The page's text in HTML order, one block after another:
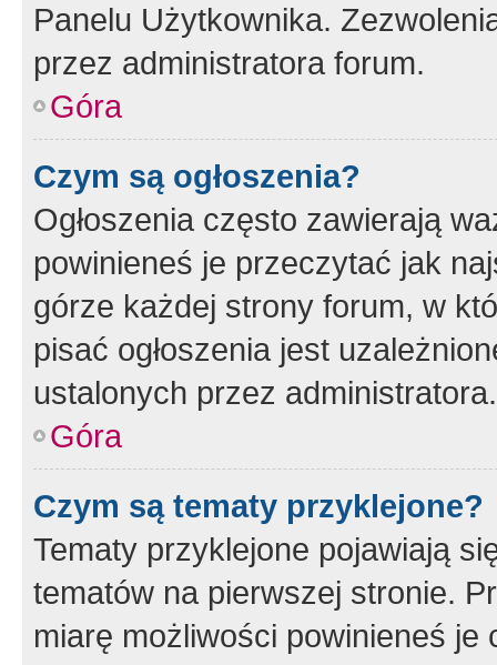
Panelu Użytkownika.
przez administratora forum.
Góra
Czym są ogłoszenia?
Ogłoszenia często zawierają
powinieneś je przeczytać jak
górze każdej strony forum, w
pisać ogłoszenia jest
ustalonych przez administratora.
Góra
Czym są tematy przyklejone?
Tematy przyklejone pojawiają
tematów na pierwszej stronie.
miarę możliwości powinieneś je